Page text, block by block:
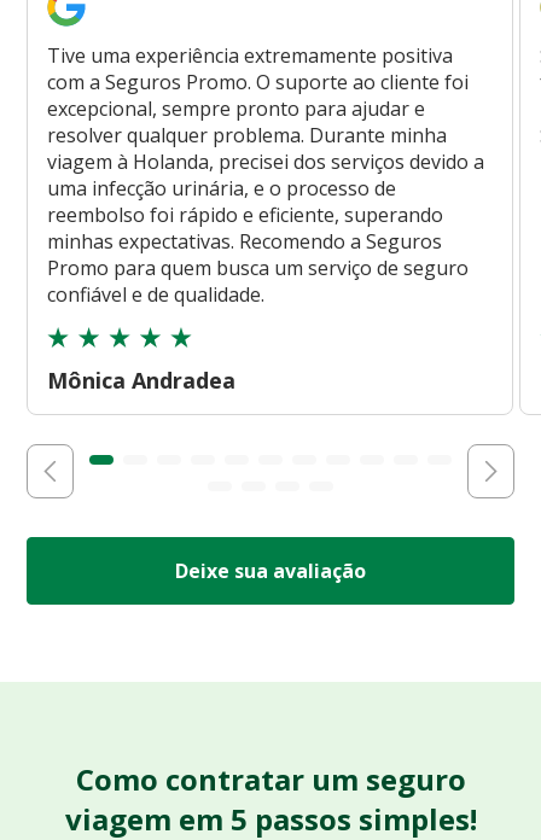
Tive uma experiência extremamente positiva
com a Seguros Promo. O suporte ao cliente foi
excepcional, sempre pronto para ajudar e
resolver qualquer problema. Durante minha
viagem à Holanda, precisei dos serviços devido a
uma infecção urinária, e o processo de
reembolso foi rápido e eficiente, superando
minhas expectativas. Recomendo a Seguros
Promo para quem busca um serviço de seguro
confiável e de qualidade.
Mônica Andradea
Deixe sua avaliação
Como contratar um seguro
viagem em 5 passos simples!